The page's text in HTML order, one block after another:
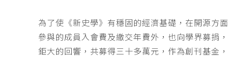
為了使《新史學》有穩固的經濟基礎，在開源方
參與的成員入會費及繳交年費外，也向學界募捐
鉅大的回響，共募得三十多萬元，作為創刊基金